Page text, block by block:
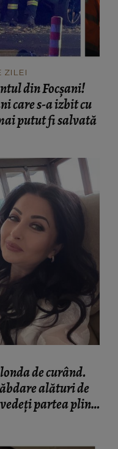
ZILEI
din Focșani!
care s-a izbit cu
putut fi salvată
de curând.
alături de
partea plină